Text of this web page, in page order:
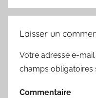
Laisser un
Votre adresse e-
champs obligatoires
Commentaire